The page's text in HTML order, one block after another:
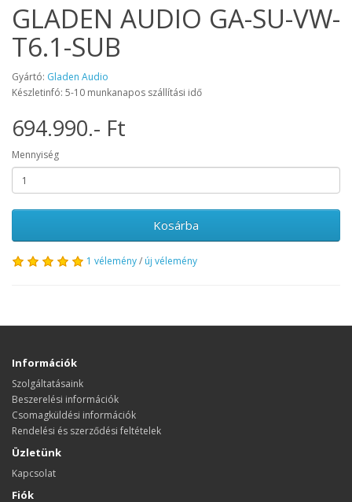
GLADEN AUDIO GA-SU-VW-
T6.1-SUB
Gyártó: Gladen Audio
Készletinfó: 5-10 munkanapos szállítási idő
694.990.- Ft
Mennyiség
Kosárba
1 vélemény/ új vélemény
Információk
Szolgáltatásaink
Beszerelési információk
Csomagküldési információk
Rendelési és szerződési feltételek
Üzletünk
Kapcsolat
Fiók